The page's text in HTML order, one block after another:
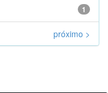
1
próximo >